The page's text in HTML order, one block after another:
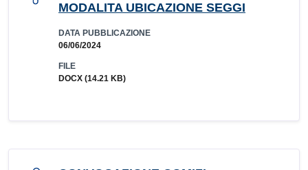
MODALITA UBICAZIONE SEGGI
DATA PUBBLICAZIONE
06/06/2024
FILE
DOCX (14.21 KB)